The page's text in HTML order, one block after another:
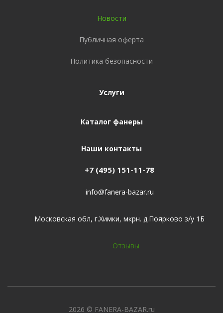
Новости
Публичная оферта
Политика безопасности
Услуги
Каталог фанеры
Наши контакты
+7 (495) 151-11-78
info@fanera-bazar.ru
Московская обл, г.Химки, мкрн. д.Поярково з/у 1Б
Отзывы
2026 © FANERA-BAZAR.ru